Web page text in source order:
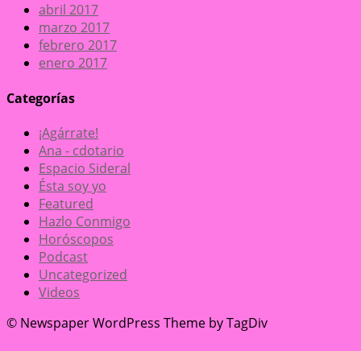
abril 2017
marzo 2017
febrero 2017
enero 2017
Categorías
¡Agárrate!
Ana - cdotario
Espacio Sideral
Ésta soy yo
Featured
Hazlo Conmigo
Horóscopos
Podcast
Uncategorized
Videos
© Newspaper WordPress Theme by TagDiv